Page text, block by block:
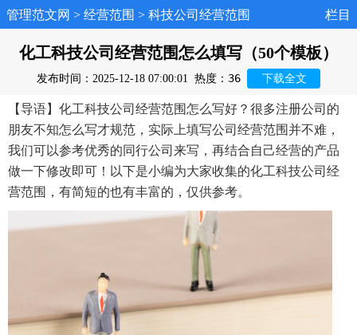
管理范文网 > 经营范围 > 科技公司经营范围 栏目
化工科技公司经营范围怎么填写（50个模板）
发布时间：2025-12-18 07:00:01 热度： 36 下载全文
【导语】化工科技公司经营范围怎么写好？很多注册公司的
朋友不知怎么写才规范，实际上填写公司经营范围并不难，
我们可以参考优秀的同行公司来写，再结合自己经营的产品
做一下修改即可！以下是小编为大家收集的化工科技公司经
营范围，有简短的也有丰富的，仅供参考。